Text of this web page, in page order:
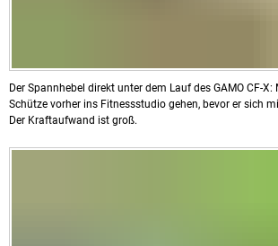
Der Spannhebel direkt unter dem Lauf des GAMO CF-
Schütze vorher ins Fitnessstudio gehen, bevor er sich
Der Kraftaufwand ist groß.